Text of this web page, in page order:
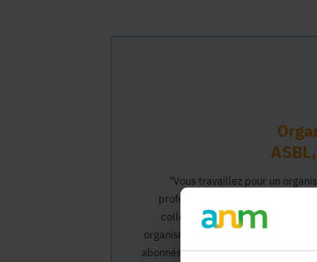
"Vous travaillez pour un
professionnel vous permettant
collègues pourront créer leur
organisme et interagir au nom de
abonnés).</0>Cette inscription